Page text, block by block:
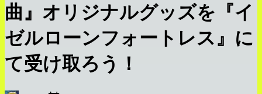
曲』オリジナルグッズを『イ
ゼルローンフォートレス』に
て受け取ろう！